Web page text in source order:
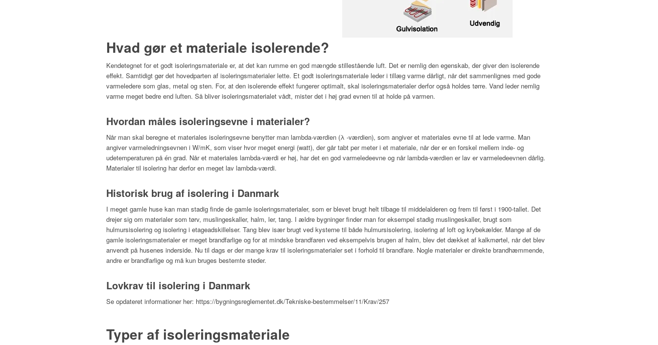
Hvad gør et materiale isolerende?
Kendetegnet for et godt isoleringsmateriale er, at det kan rumme en god mængde stillestående luft. Det er nemlig den egenskab, der giver den isolerende
effekt. Samtidigt gør det hovedparten af isoleringsmaterialer lette. Et godt isoleringsmateriale leder i tillæg varme dårligt, når det sammenlignes med gode
varmeledere som glas, metal og sten. For, at den isolerende effekt fungerer optimalt, skal isoleringsmaterialer derfor også holdes tørre. Vand leder nemlig
varme meget bedre end luften. Så bliver isoleringsmaterialet vådt, mister det i høj grad evnen til at holde på varmen.
Hvordan måles isoleringsevne i materialer?
Når man skal beregne et materiales isoleringsevne benytter man lambda-værdien (λ -værdien), som angiver et materiales evne til at lede varme. Man
angiver varmeledningsevnen i W/mK, som viser hvor meget energi (watt), der går tabt per meter i et materiale, når der er en forskel mellem inde- og
udetemperaturen på én grad. Når et materiales lambda-værdi er høj, har det en god varmeledeevne og når lambda-værdien er lav er varmeledeevnen dårlig.
Materialer til isolering har derfor en meget lav lambda-værdi.
Historisk brug af isolering i Danmark
I meget gamle huse kan man stadig finde de gamle isoleringsmaterialer, som er blevet brugt helt tilbage til middelalderen og frem til først i 1900-tallet. Det
drejer sig om materialer som tørv, muslingeskaller, halm, ler, tang. I ældre bygninger finder man for eksempel stadig muslingeskaller, brugt som
hulmursisolering og isolering i etageadskillelser. Tang blev især brugt ved kysterne til både hulmursisolering, isolering af loft og krybekælder. Mange af de
gamle isoleringsmaterialer er meget brandfarlige og for at mindske brandfaren ved eksempelvis brugen af halm, blev det dækket af kalkmørtel, når det blev
anvendt på husenes inderside. Nu til dags er der mange krav til isoleringsmaterialer set i forhold til brandfare. Nogle materialer er direkte brandhæmmende,
andre er brandfarlige og må kun bruges bestemte steder.
Lovkrav til isolering i Danmark
Se opdateret informationer her: https://bygningsreglementet.dk/Tekniske-bestemmelser/11/Krav/257
Typer af isoleringsmateriale